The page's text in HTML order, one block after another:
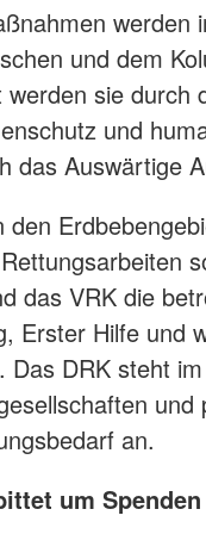
werden
und dem
sie durch
und
das Auswärtige
den
das VRK die
Erster Hilfe und
Das DRK steht
an.
um